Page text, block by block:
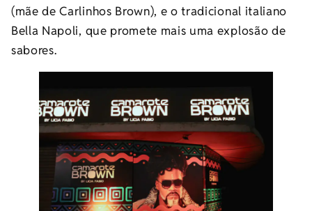
(mãe de Carlinhos Brown), e o tradicional italiano
Bella Napoli, que promete mais uma explosão de
sabores.